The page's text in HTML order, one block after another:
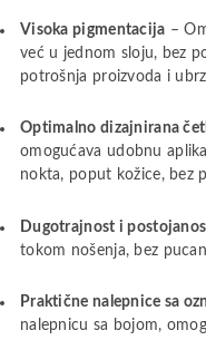
Visoka pigmentacija –
već u jednom sloju, bez
potrošnja proizvoda i
Optimalno dizajnirana
omogućava udobnu
nokta, poput kožice, bez
Dugotrajnost i
tokom nošenja, bez
Praktične nalepnice sa
nalepnicu sa bojom,